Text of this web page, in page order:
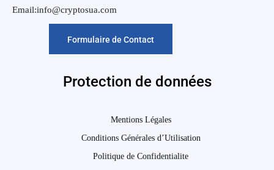
Email:info@cryptosua.com
Formulaire de Contact
Protection de données
Mentions Légales
Conditions Générales d’Utilisation
Politique de Confidentialite